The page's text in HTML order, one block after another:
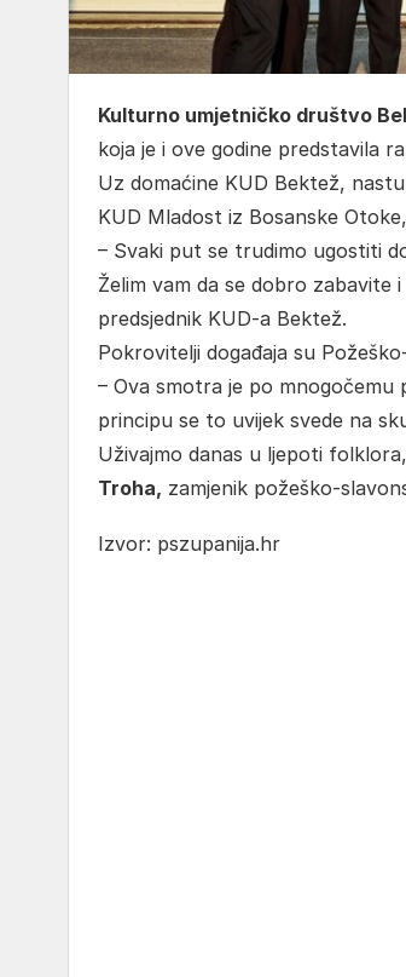
Kulturno umjetničko društvo
koja je i ove godine predstavila
Uz domaćine KUD Bektež,
KUD Mladost iz Bosanske
– Svaki put se trudimo ugostiti
Želim vam da se dobro zabavite
predsjednik KUD-a Bektež.
Pokrovitelji događaja su
– Ova smotra je po
principu se to uvijek svede na
Uživajmo danas u ljepoti
Troha, zamjenik požeško-
Izvor: pszupanija.hr